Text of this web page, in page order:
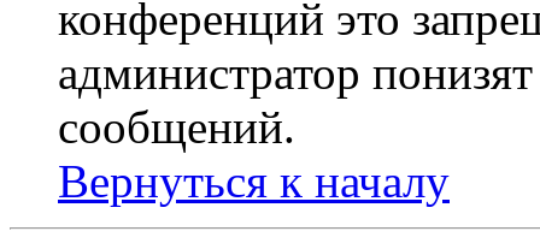
конференций это
администратор
сообщений.
Вернуться к началу